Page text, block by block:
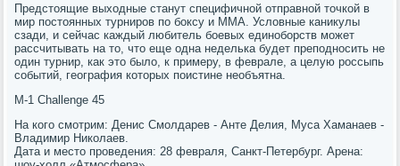
Предстоящие выходные станут специфичной отправной точкой в
мир постоянных турниров по боксу и ММА. Условные каникулы
сзади, и сейчас каждый любитель боевых единоборств может
рассчитывать на то, что еще одна неделька будет преподносить не
один турнир, как это было, к примеру, в феврале, а целую россыпь
событий, география которых поистине необъятна.
М-1 Challenge 45
На кого смотрим: Денис Смолдарев - Анте Делия, Муса Хаманаев -
Владимир Николаев.
Дата и место проведения: 28 февраля, Санкт-Петербург. Арена: